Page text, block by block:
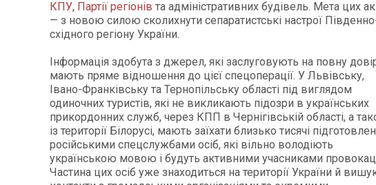
КПУ, Партії регіонів та адміністративних будівель. Мета цих
— з новою силою сколихнути сепаратистські настрої
східного регіону України.
Інформація здобута з джерел, які заслуговують на повну
мають пряме відношення до цієї спецоперації. У Львівську,
Івано-Франківську та Тернопільську області під виглядом
одиночних туристів, які не викликають підозри в українських
прикордонних служб, через КПП в Чернігівській області, а
із території Білорусі, мають заїхати близько тисячі
російськими спецслужбами осіб, які вільно володіють
українською мовою і будуть активними учасниками
Частина цих осіб уже знаходиться на території України й